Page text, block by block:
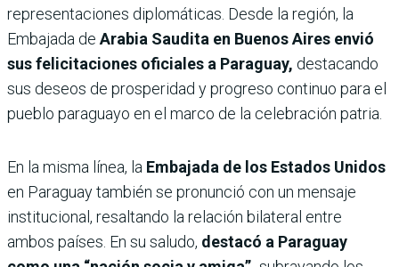
representaciones diplomáticas. Desde la región, la
Embajada de Arabia Saudita en Buenos Aires envió
sus felicitaciones oficiales a Paraguay, destacando
sus deseos de prosperidad y progreso continuo para el
pueblo paraguayo en el marco de la celebración patria.
En la misma línea, la Embajada de los Estados Unidos
en Paraguay también se pronunció con un mensaje
institucional, resaltando la relación bilateral entre
ambos países. En su saludo, destacó a Paraguay